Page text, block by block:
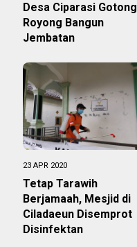
Desa Ciparasi Gotong
Royong Bangun
Jembatan
23 APR 2020
Tetap Tarawih
Berjamaah, Mesjid di
Ciladaeun Disemprot
Disinfektan